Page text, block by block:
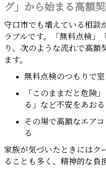
グ」から始まる高額
守口市でも増えている相談
ラブルです。「無料点検」
り、次のような流れで高額
ます。
無料点検のつもりで
「このままだと危険
る」など不安をあおる
その場で高額なエア
る
家族が気づいたときにはク
ることも多く、精神的な負